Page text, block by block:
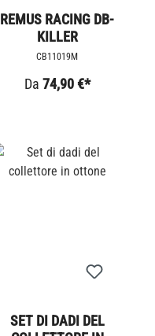
REMUS RACING DB-
KILLER
CB11019M
Da 74,90 €*
SET DI DADI DEL